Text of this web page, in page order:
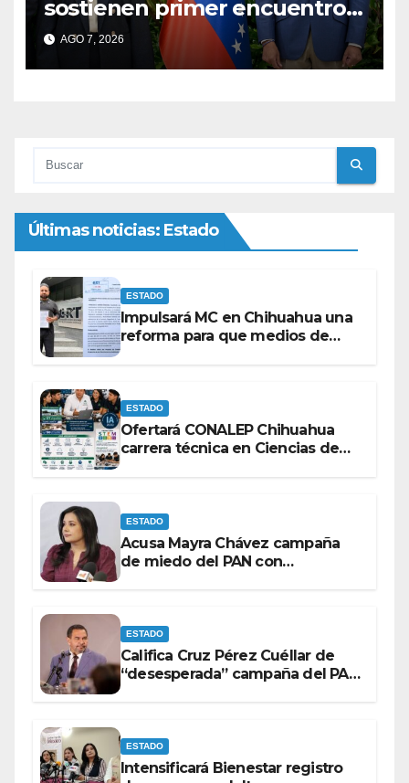
sostienen primer encuentro
en Venezuela
AGO 7, 2026
Últimas noticias: Estado
ESTADO
Impulsará MC en Chihuahua una
reforma para que medios de
ESTADO
Ofertará CONALEP Chihuahua
carrera técnica en Ciencias de
ESTADO
Acusa Mayra Chávez campaña
de miedo del PAN con
ESTADO
Califica Cruz Pérez Cuéllar de
“desesperada” campaña del PAN
ESTADO
Intensificará Bienestar registro